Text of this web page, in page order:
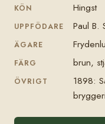
KÖN Hingst
UPPFÖDARE Paul B.
ÄGARE
FÄRG brun,
ÖVRIGT
1898: